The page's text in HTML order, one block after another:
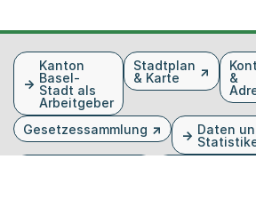
FusszeileKanton
Basel-
Stadt als
Arbeitgeber
Stadtplan
& Karte
&
Gesetzessammlung
Daten